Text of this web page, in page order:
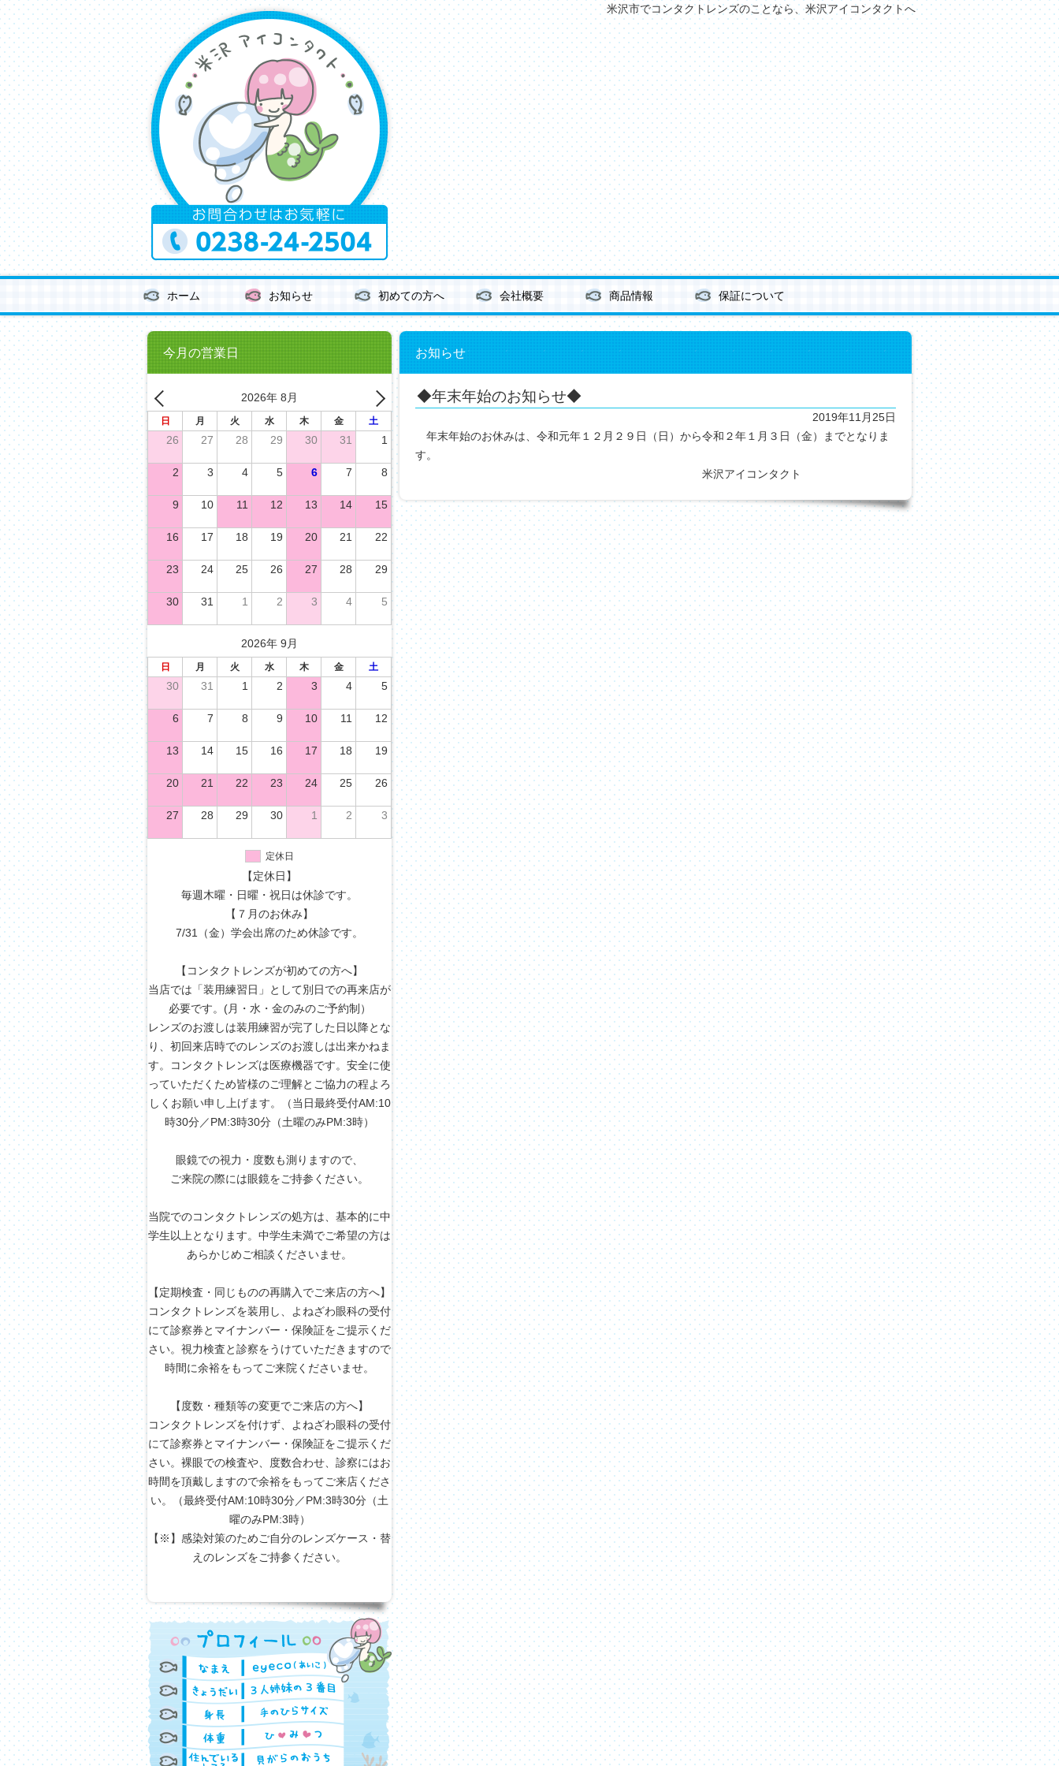
米沢市でコンタクトレンズのことなら、米沢アイコンタクトへ
ホーム お知らせ 初めての方へ 会社概要 商品情報 保証について
今月の営業日
2026年 8月
日 月 火 水 木 金 土
26 27 28 29 30 31 1
2 3 4 5 6 7 8
9 10 11 12 13 14 15
16 17 18 19 20 21 22
23 24 25 26 27 28 29
30 31 1 2 3 4 5
2026年 9月
日 月 火 水 木 金 土
30 31 1 2 3 4 5
6 7 8 9 10 11 12
13 14 15 16 17 18 19
20 21 22 23 24 25 26
27 28 29 30 1 2 3
定休日
【定休日】
毎週木曜・日曜・祝日は休診です。
【７月のお休み】
7/31（金）学会出席のため休診です。
【コンタクトレンズが初めての方へ】
当店では「装用練習日」として別日での再来店が
必要です。(月・水・金のみのご予約制）
レンズのお渡しは装用練習が完了した日以降とな
り、初回来店時でのレンズのお渡しは出来かねま
す。コンタクトレンズは医療機器です。安全に使
っていただくため皆様のご理解とご協力の程よろ
しくお願い申し上げます。（当日最終受付AM:10
時30分／PM:3時30分（土曜のみPM:3時）
眼鏡での視力・度数も測りますので、
ご来院の際には眼鏡をご持参ください。
当院でのコンタクトレンズの処方は、基本的に中
学生以上となります。中学生未満でご希望の方は
あらかじめご相談くださいませ。
【定期検査・同じものの再購入でご来店の方へ】
コンタクトレンズを装用し、よねざわ眼科の受付
にて診察券とマイナンバー・保険証をご提示くだ
さい。視力検査と診察をうけていただきますので
時間に余裕をもってご来院くださいませ。
【度数・種類等の変更でご来店の方へ】
コンタクトレンズを付けず、よねざわ眼科の受付
にて診察券とマイナンバー・保険証をご提示くだ
さい。裸眼での検査や、度数合わせ、診察にはお
時間を頂戴しますので余裕をもってご来店くださ
い。（最終受付AM:10時30分／PM:3時30分（土
曜のみPM:3時）
【※】感染対策のためご自分のレンズケース・替
えのレンズをご持参ください。
お知らせ
◆年末年始のお知らせ◆
2019年11月25日
年末年始のお休みは、令和元年１２月２９日（日）から令和２年１月３日（金）までとなりま
す。
米沢アイコンタクト